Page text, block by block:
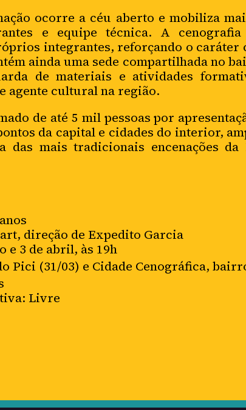
ocorre a céu aberto e mobiliza
e equipe técnica. A
integrantes, reforçando o caráter
ainda uma sede compartilhada no
de materiais e atividades
agente cultural na região.
de até 5 mil pessoas por
da capital e cidades do interior,
das mais tradicionais encenações
direção de Expedito Garcia
e 3 de abril, às 19h
Pici (31/03) e Cidade Cenográfica,
Livre